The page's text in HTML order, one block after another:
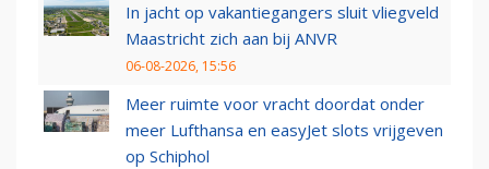
In jacht op vakantiegangers sluit vliegveld
Maastricht zich aan bij ANVR
06-08-2026, 15:56
Meer ruimte voor vracht doordat onder
meer Lufthansa en easyJet slots vrijgeven
op Schiphol